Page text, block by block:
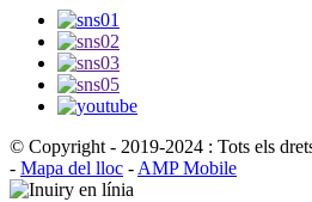
© Copyright - 2019-2024 : Tots els
- Mapa del lloc - AMP Mobile